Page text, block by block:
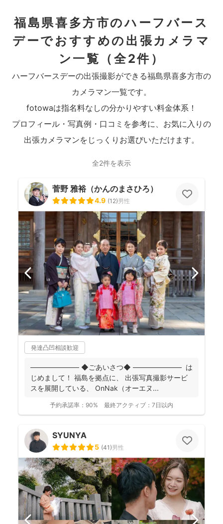
福島県喜多方市のハーフバース
デーでおすすめの出張カメラマ
ン一覧
（全2件）
ハーフバースデーの出張撮影ができる福島県喜多方市の
カメラマン一覧です。
fotowaは指名料なしの分かりやすい料金体系！
プロフィール・写真例・口コミを参考に、お気に入りの
出張カメラマンをじっくりお選びいただけます。
全2件を表示
菅野 雅裕（かんのまさひろ）
4.9 (12)男性
発達凸凹相談歓迎
――――――― ◆ごあいさつ◆ ――――――― は
じめまして！ 福島を拠点に、 出張写真撮影サービ
スを展開している、 OnNak（オーエヌ...
予約承諾率： 90% 最終アクティブ： 7日以内
SYUNYA
5 (41)男性